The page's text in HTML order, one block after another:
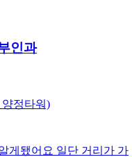
인과
양정타워)
게됐어요 일단 거리가 가